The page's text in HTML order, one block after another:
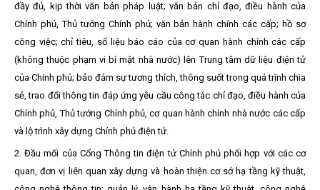
đầy đủ, kịp thời văn bản pháp luật; văn bản chỉ đạo, điều hành của
Chính phủ, Thủ tướng Chính phủ; văn bản hành chính các cấp; hồ sơ
công việc; chỉ tiêu, số liệu báo cáo của cơ quan hành chính các cấp
(không thuộc phạm vi bí mật nhà nước) lên Trung tâm dữ liệu điện tử
của Chính phủ; bảo đảm sự tương thích, thông suốt trong quá trình chia
sẻ, trao đổi thông tin đáp ứng yêu cầu công tác chỉ đạo, điều hành của
Chính phủ, Thủ tướng Chính phủ, cơ quan hành chính nhà nước các cấp
và lộ trình xây dựng Chính phủ điện tử.
2. Đầu mối của Cổng Thông tin điện tử Chính phủ phối hợp với các cơ
quan, đơn vị liên quan xây dựng và hoàn thiện cơ sở hạ tầng kỹ thuật,